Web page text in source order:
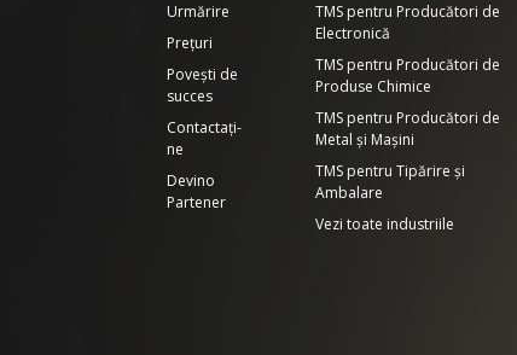
Urmărire
Prețuri
Povești de
succes
Contactați-
ne
Devino
Partener
TMS pentru Producători de
Electronică
TMS pentru Producători de
Produse Chimice
TMS pentru Producători de
Metal și Mașini
TMS pentru Tipărire și
Ambalare
Vezi toate industriile